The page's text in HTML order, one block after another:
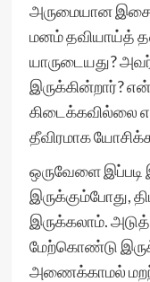
அருமையான இசைப்
மனம் தவியாய்த்
யாருடையது?
இருக்கின்றார்?
கிடைக்கவில்லை
தீவிரமாக
ஒருவேளை இப்படி
இருக்கும்போது,
இருக்கலாம்.
மேற்கொண்டு
அணைக்காமல்